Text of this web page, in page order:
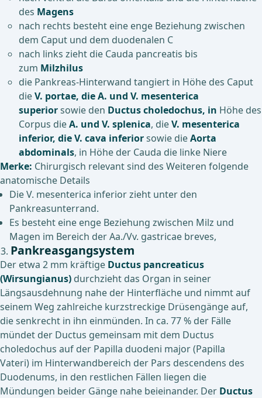
des Magens
nach rechts besteht eine enge Beziehung zwischen
dem Caput und dem duodenalen C
nach links zieht die Cauda pancreatis bis
zum Milzhilus
die Pankreas-Hinterwand tangiert in Höhe des Caput
dieV. portae, die A. und V. mesenterica
superiorsowie den Ductus choledochus, in Höhe des
Corpus dieA. und V. splenica, dieV. mesenterica
inferior, die V. cava inferiorsowie dieAorta
abdominals, in Höhe der Cauda die linke Niere
Merke: Chirurgisch relevant sind des Weiteren folgende
anatomische Details
Die V. mesenterica inferior zieht unter den
Pankreasunterrand.
Es besteht eine enge Beziehung zwischen Milz und
Magen im Bereich der Aa./Vv. gastricae breves,
Pankreasgangsystem
Der etwa 2 mm kräftige Ductus pancreaticus
(Wirsungianus) durchzieht das Organ in seiner
Längsausdehnung nahe der Hinterfläche und nimmt auf
seinem Weg zahlreiche kurzstreckige Drüsengänge auf,
die senkrecht in ihn einmünden. In ca. 77 % der Fälle
mündet der Ductus gemeinsam mit dem Ductus
choledochus auf der Papilla duodeni major (Papilla
Vateri) im Hinterwandbereich der Pars descendens des
Duodenums, in den restlichen Fällen liegen die
Mündungen beider Gänge nahe beieinander. Der Ductus